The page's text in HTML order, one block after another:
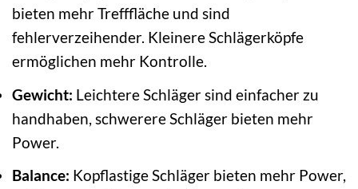
bieten mehr Trefffläche und sind
fehlerverzeihender. Kleinere Schlägerköpfe
ermöglichen mehr Kontrolle.
Gewicht: Leichtere Schläger sind einfacher zu
handhaben, schwerere Schläger bieten mehr
Power.
Balance: Kopflastige Schläger bieten mehr Power,